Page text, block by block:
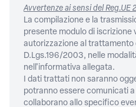
Avvertenze ai sensi del Reg.UE
La compilazione e la
presente modulo di iscrizione
autorizzazione al trattamento
D.Lgs.196/2003, nelle
nell'informativa allegata.
I dati trattati non saranno
potranno essere comunicati
collaborano allo specifico